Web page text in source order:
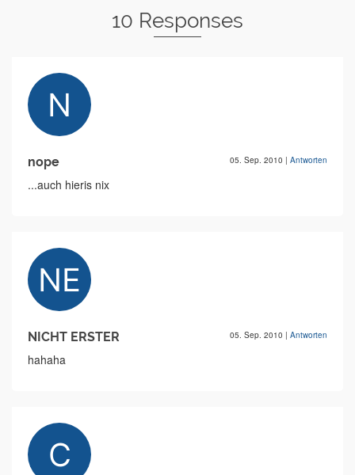
10 Responses
nope 05. Sep. 2010 | Antworten
...auch hieris nix
NICHT ERSTER 05. Sep. 2010 | Antworten
hahaha